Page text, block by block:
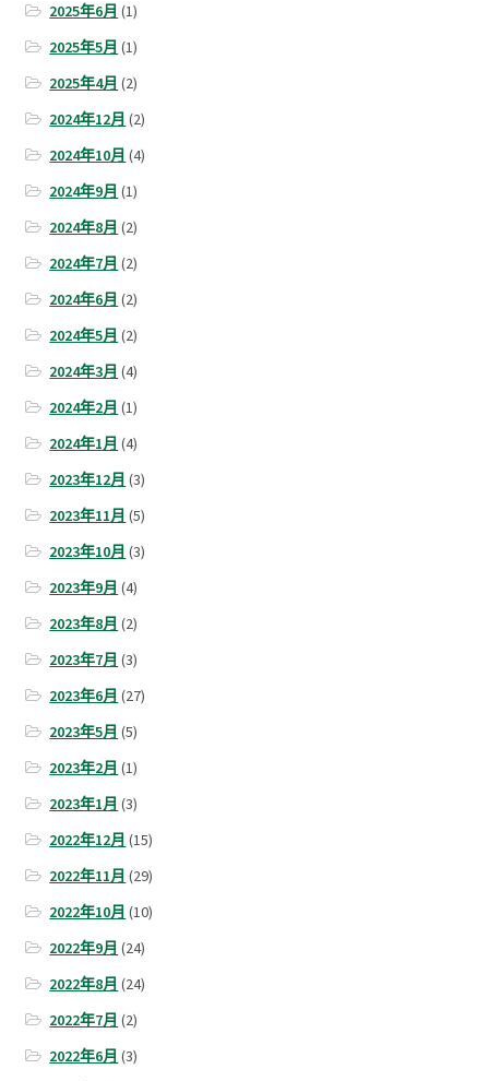
2025年6月 (1)
2025年5月 (1)
2025年4月 (2)
2024年12月 (2)
2024年10月 (4)
2024年9月 (1)
2024年8月 (2)
2024年7月 (2)
2024年6月 (2)
2024年5月 (2)
2024年3月 (4)
2024年2月 (1)
2024年1月 (4)
2023年12月 (3)
2023年11月 (5)
2023年10月 (3)
2023年9月 (4)
2023年8月 (2)
2023年7月 (3)
2023年6月 (27)
2023年5月 (5)
2023年2月 (1)
2023年1月 (3)
2022年12月 (15)
2022年11月 (29)
2022年10月 (10)
2022年9月 (24)
2022年8月 (24)
2022年7月 (2)
2022年6月 (3)